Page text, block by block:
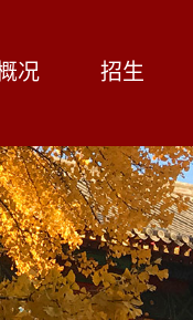
况 招生